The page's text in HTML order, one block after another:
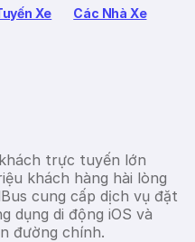
Xe Các Nhà Xe
trực tuyến lớn
khách hàng hài lòng
cung cấp dịch vụ đặt
dụng di động iOS và
đường chính.